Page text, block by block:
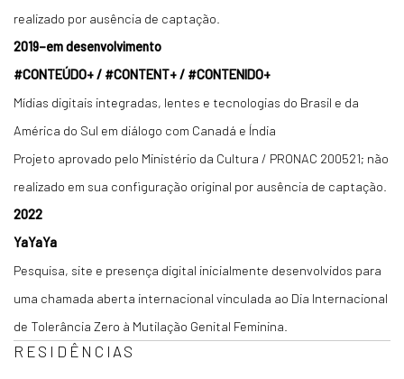
realizado por ausência de captação.
2019–em desenvolvimento
#CONTEÚDO+ / #CONTENT+ / #CONTENIDO+
Mídias digitais integradas, lentes e tecnologias do Brasil e da
América do Sul em diálogo com Canadá e Índia
Projeto aprovado pelo Ministério da Cultura / PRONAC 200521; não
realizado em sua configuração original por ausência de captação.
2022
YaYaYa
Pesquisa, site e presença digital inicialmente desenvolvidos para
uma chamada aberta internacional vinculada ao Dia Internacional
de Tolerância Zero à Mutilação Genital Feminina.
RESIDÊNCIAS